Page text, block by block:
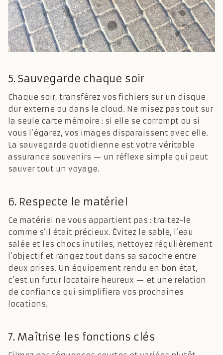
5. Sauvegarde chaque soir
Chaque soir, transférez vos fichiers sur un disque
dur externe ou dans le cloud. Ne misez pas tout sur
la seule carte mémoire : si elle se corrompt ou si
vous l’égarez, vos images disparaissent avec elle.
La sauvegarde quotidienne est votre véritable
assurance souvenirs — un réflexe simple qui peut
sauver tout un voyage.
6. Respecte le matériel
Ce matériel ne vous appartient pas : traitez-le
comme s’il était précieux. Évitez le sable, l’eau
salée et les chocs inutiles, nettoyez régulièrement
l’objectif et rangez tout dans sa sacoche entre
deux prises. Un équipement rendu en bon état,
c’est un futur locataire heureux — et une relation
de confiance qui simplifiera vos prochaines
locations.
7. Maîtrise les fonctions clés